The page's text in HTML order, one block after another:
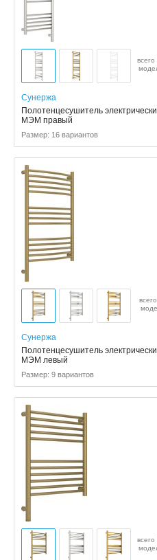
всего
Сунержа
Полотенцесушитель
МЭМ правый
Размер: 16 вариантов
Сунержа
Полотенцесушитель
МЭМ левый
Размер: 9 вариантов
всего